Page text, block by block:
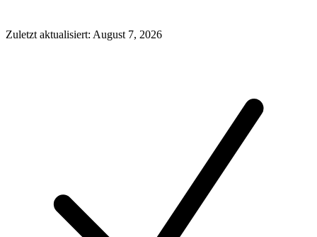
Zuletzt aktualisiert: August 7, 2026